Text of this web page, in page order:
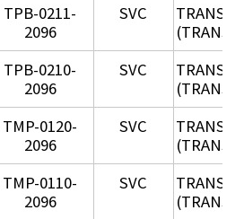
TPB-0211-
2096
SVC TRANSIL
TPB-0210-
2096
SVC TRANSIL
TMP-0120-
2096
SVC TRANSIL
TMP-0110-
2096
SVC TRANSIL